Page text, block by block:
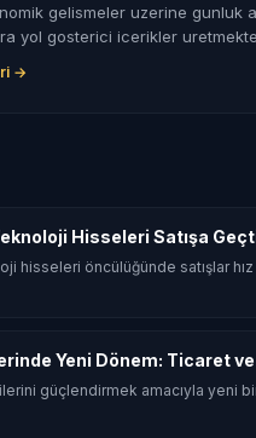
gelismeler uzerine gunluk
yol gosterici icerikler
→
Hisseleri Satışa
hisseleri öncülüğünde satışlar
Yeni Dönem: Ticaret
güçlendirmek amacıyla yeni